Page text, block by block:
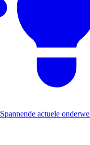
Spannende actuele